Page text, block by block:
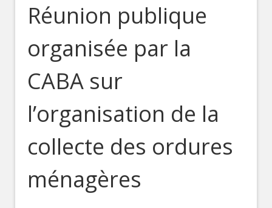
Réunion publique
organisée par la
CABA sur
l’organisation de la
collecte des ordures
ménagères